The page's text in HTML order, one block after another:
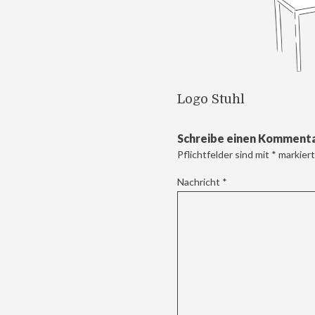
Logo Stuhl
Schreibe einen
Pflichtfelder sind mit *
Nachricht *